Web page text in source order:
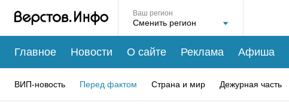
Ваш регион
Главное Новости О сайте Реклама Афиша
ВИП-новость Перед фактом Страна и мир Дежурная часть